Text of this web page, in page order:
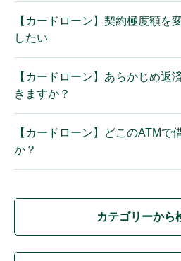
【カードローン】契約極度額を
したい
【カードローン】あらかじめ返
きますか？
【カードローン】どこのATMで
か？
カテゴリーから